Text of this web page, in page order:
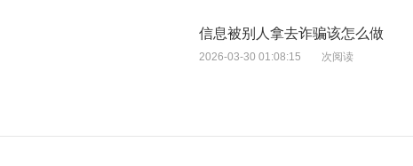
信息被别人拿去诈骗该怎么做
2026-03-30 01:08:15 次阅读